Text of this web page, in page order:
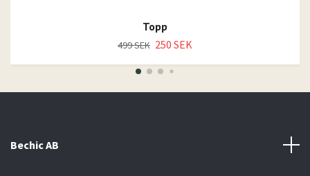
Topp
499 SEK 250 SEK
Bechic AB